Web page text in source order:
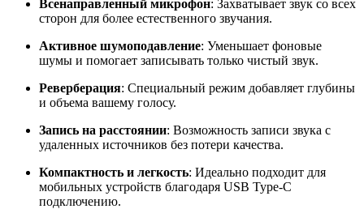
Всенаправленный микрофон: Захватывает звук со всех
сторон для более естественного звучания.
Активное шумоподавление: Уменьшает фоновые
шумы и помогает записывать только чистый звук.
Реверберация: Специальный режим добавляет глубины
и объема вашему голосу.
Запись на расстоянии: Возможность записи звука с
удаленных источников без потери качества.
Компактность и легкость: Идеально подходит для
мобильных устройств благодаря USB Type-C
подключению.